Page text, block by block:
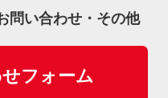
問い合わせ・その他
フォーム